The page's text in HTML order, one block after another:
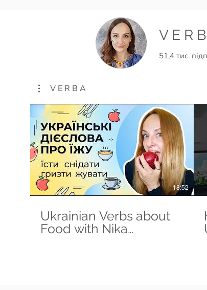
V E R
51,4 тис.
V E R B A
18:52
Ukrainian Verbs about
Food with Nika
Minchenko | A2-B1